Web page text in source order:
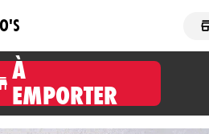
À
EMPORTER